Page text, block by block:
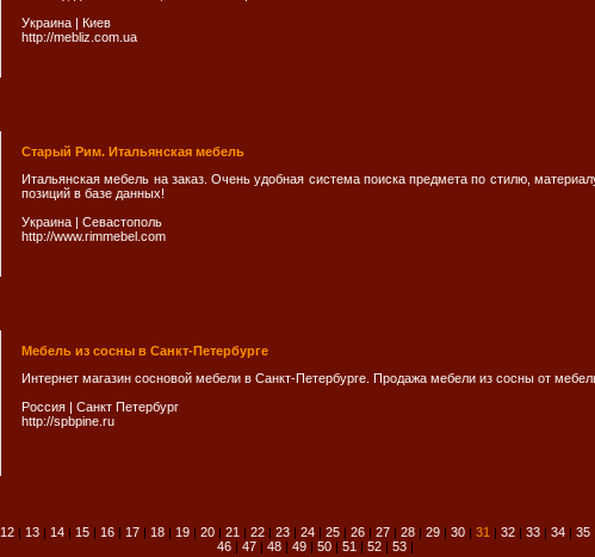
Украина | Киев
http://mebliz.com.ua
Старый Рим. Итальянская мебель
Итальянская мебель на заказ. Очень удобная система поиска предмета по стилю,
позиций в базе данных!
Украина | Севастополь
http://www.rimmebel.com
Мебель из сосны в Санкт-Петербурге
Интернет магазин сосновой мебели в Санкт-Петербурге. Продажа мебели из сосны от
Россия | Санкт Петербург
http://spbpine.ru
12| 13| 14| 15| 16| 17| 18| 19| 20| 21 | 22| 23| 24| 25| 26| 27| 28| 29| 30| 31 | 32| 33| 34| 35|
46| 47| 48| 49| 50| 51 | 52| 53|